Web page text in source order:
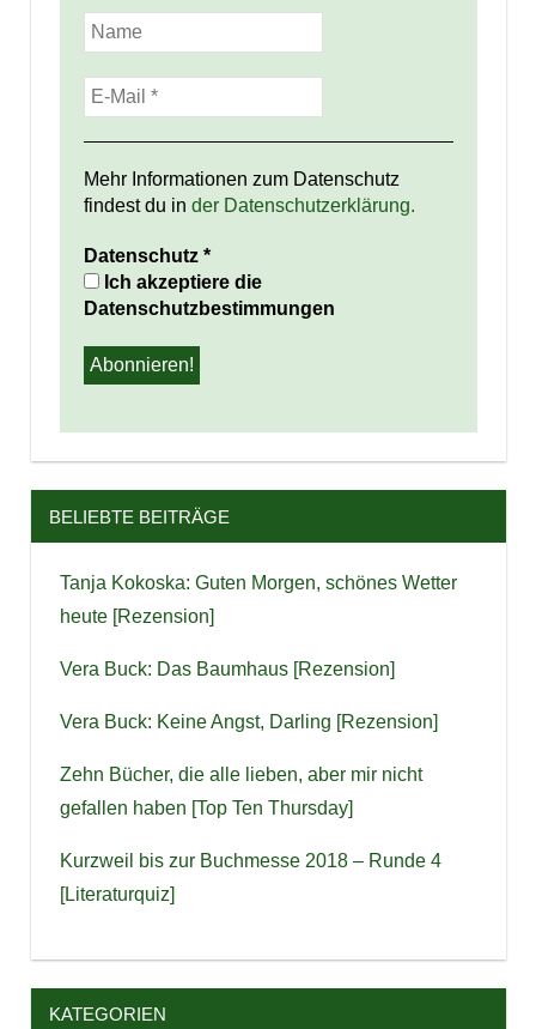
Mehr Informationen zum Datenschutz
findest du in der Datenschutzerklärung.
Datenschutz *
Ich akzeptiere die
Datenschutzbestimmungen
BELIEBTE BEITRÄGE
Tanja Kokoska: Guten Morgen, schönes Wetter
heute [Rezension]
Vera Buck: Das Baumhaus [Rezension]
Vera Buck: Keine Angst, Darling [Rezension]
Zehn Bücher, die alle lieben, aber mir nicht
gefallen haben [Top Ten Thursday]
Kurzweil bis zur Buchmesse 2018 – Runde 4
[Literaturquiz]
KATEGORIEN